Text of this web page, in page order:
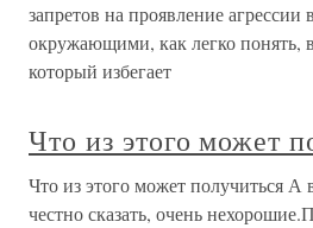
запретов на проявление агрессии
окружающими, как легко понять,
который избегает
Что из этого может
Что из этого может получиться А
честно сказать, очень